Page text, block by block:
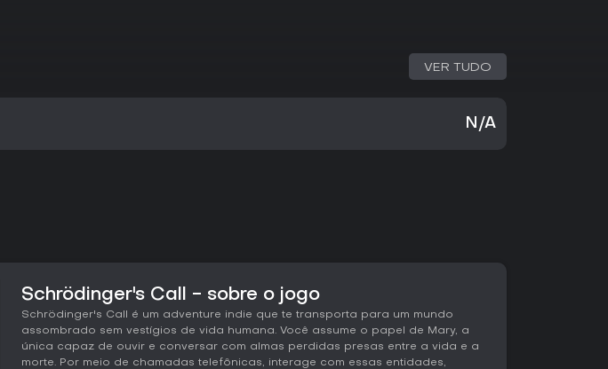
VER TUDO
N/A
Schrödinger's Call - sobre o jogo
Schrödinger's Call é um adventure indie que te transporta para um mundo
assombrado sem vestígios de vida humana. Você assume o papel de Mary, a
única capaz de ouvir e conversar com almas perdidas presas entre a vida e a
morte. Por meio de chamadas telefônicas, interage com essas entidades,